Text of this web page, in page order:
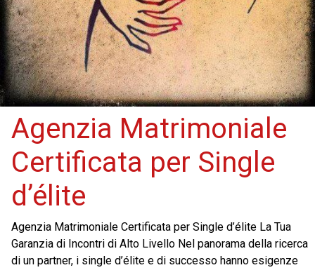
Agenzia Matrimoniale
Certificata per Single
d’élite
Agenzia Matrimoniale Certificata per Single d’élite La Tua
Garanzia di Incontri di Alto Livello Nel panorama della ricerca
di un partner, i single d’élite e di successo hanno esigenze